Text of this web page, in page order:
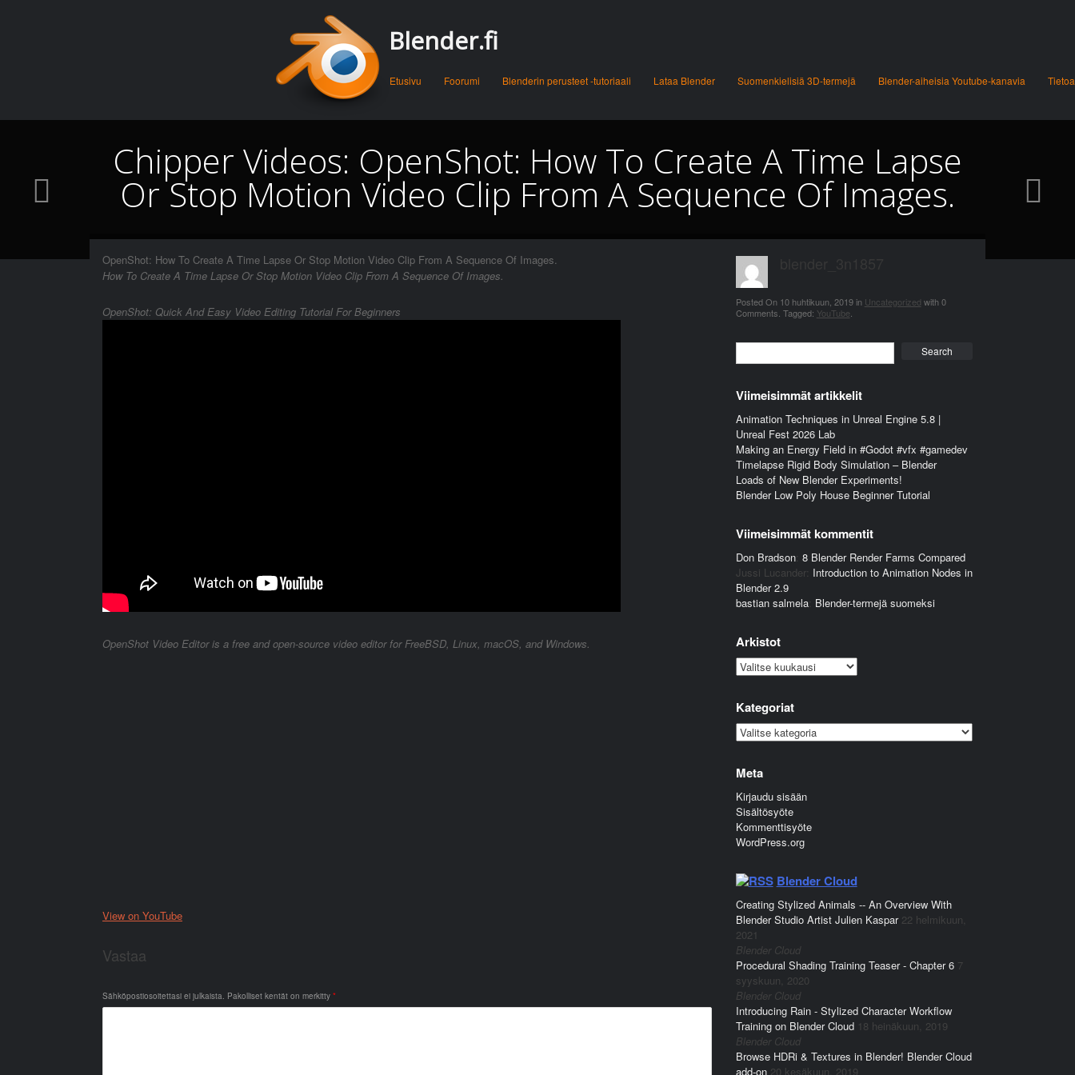
Blender.fi
Etusivu Foorumi Blenderin perusteet -tutoriaali Lataa Blender Suomenkielisiä 3D-termejä Blender-aiheisia Youtube-kanavia Tietoa
Chipper Videos: OpenShot: How To Create A Time Lapse
Or Stop Motion Video Clip From A Sequence Of Images.
OpenShot: How To Create A Time Lapse Or Stop Motion Video Clip From A Sequence Of Images.
How To Create A Time Lapse Or Stop Motion Video Clip From A Sequence Of Images.
OpenShot: Quick And Easy Video Editing Tutorial For Beginners
OpenShot Video Editor is a free and open-source video editor for FreeBSD, Linux, macOS, and Windows.
View on YouTube
Vastaa
Sähköpostiosoitettasi ei julkaista. Pakolliset kentät on merkitty *
Posted On 10 huhtikuun, 2019 in Uncategorized with0
Comments Tagged: YouTube
Viimeisimmät artikkelit
Animation Techniques in Unreal Engine 5.8 |
Unreal Fest 2026 Lab
Making an Energy Field in #Godot #vfx #gamedev
Timelapse Rigid Body Simulation – Blender
Loads of New Blender Experiments!
Blender Low Poly House Beginner Tutorial
Viimeisimmät kommentit
Don Bradson: 8 Blender Render Farms Compared
Jussi Lucander: Introduction to Animation Nodes in
Blender 2.9
bastian salmela: Blender-termejä suomeksi
Arkistot
Arkistot
Kategoriat
Kategoriat
Meta
Kirjaudu sisään
Sisältösyöte
Kommenttisyöte
WordPress.org
Blender Cloud
Creating Stylized Animals -- An Overview With
Blender Studio Artist Julien Kaspar 22 helmikuun,
2021
Blender Cloud
Procedural Shading Training Teaser - Chapter 6 7
syyskuun, 2020
Blender Cloud
Introducing Rain - Stylized Character Workflow
Training on Blender Cloud 18 heinäkuun, 2019
Blender Cloud
Browse HDRi & Textures in Blender! Blender Cloud
add-on 20 kesäkuun, 2019